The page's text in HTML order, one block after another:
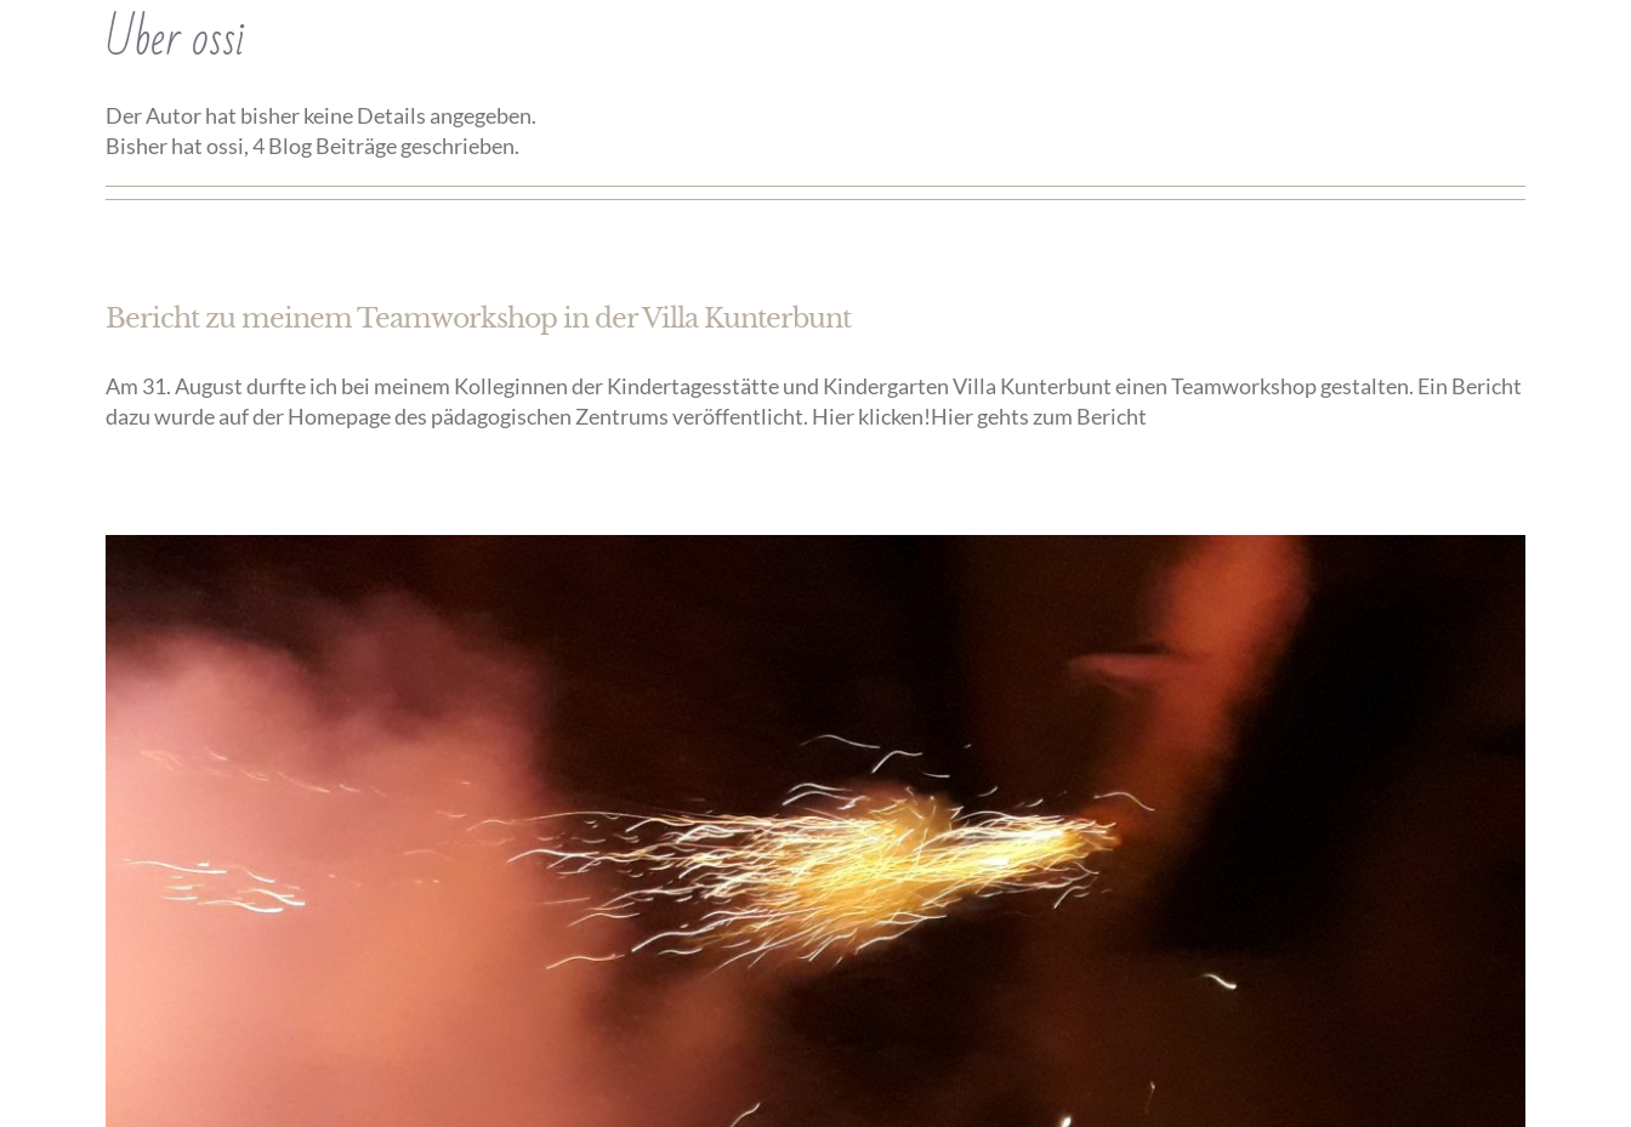
Überossi
Der Autor hat bisher keine Details angegeben.
Bisher hat ossi, 4 Blog Beiträge geschrieben.
Bericht zu meinem Teamworkshop in der Villa Kunterbunt
Am 31. August durfte ich bei meinem Kolleginnen der Kindertagesstätte und Kindergarten Villa Kunterbunt einen Teamworkshop gestalten. Ein Bericht
dazu wurde auf der Homepage des pädagogischen Zentrums veröffentlicht. Hier klicken!Hier gehts zum Bericht